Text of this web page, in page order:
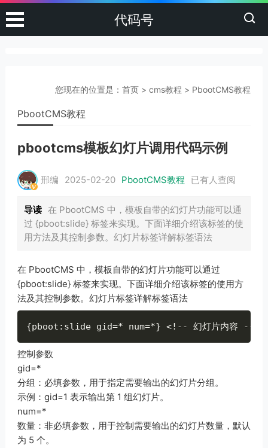
代码号
您现在的位置是：首页 >cms教程 > PbootCMS教程
PbootCMS教程
pbootcms模板幻灯片调用代码示例
邢编 2025-02-20 PbootCMS教程 已有人查阅
导读 在 PbootCMS 中，模板自带的幻灯片功能可以通
过 {pboot:slide} 标签来实现。下面详细介绍该标签的使
用方法及其控制参数。幻灯片标签详解标签语法
在 PbootCMS 中，模板自带的幻灯片功能可以通过
{pboot:slide} 标签来实现。下面详细介绍该标签的使用方
法及其控制参数。幻灯片标签详解标签语法
{pboot : slide gid=* num=*} <! -- 幻灯片内容 --
控制参数
gid=*
分组：必填参数，用于指定需要输出的幻灯片分组。
示例：gid=1 表示输出第 1 组幻灯片。
num=*
数量：非必填参数，用于控制需要输出的幻灯片数量，默认
为 5 个。